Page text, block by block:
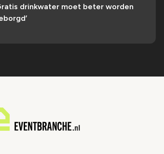
drinkwater moet beter worden